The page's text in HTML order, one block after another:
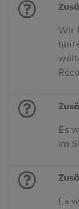
Wir
Es
im
Es